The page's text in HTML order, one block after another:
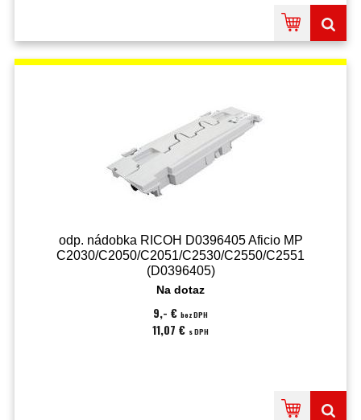
odp. nádobka RICOH D0396405 Aficio MP
C2030/C2050/C2051/C2530/C2550/C2551
(D0396405)
Na dotaz
9,- € bez DPH
11,07 € s DPH